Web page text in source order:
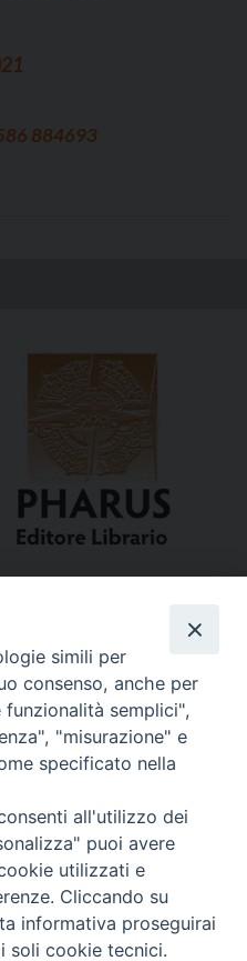
884693
LI
Livorno
simili per
consenso, anche per
semplici",
"misurazione" e
specificato nella
all'utilizzo dei
puoi avere
utilizzati e
Cliccando su
informativa proseguirai
soli cookie tecnici.